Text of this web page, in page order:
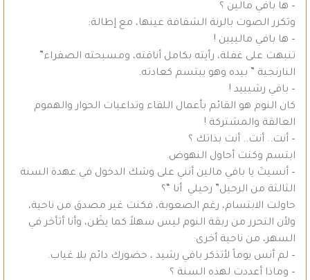
– ها بافي مالين ؟
وتكرر الصوت بالرنة الشفافة عينها، مع إطالة:
– ها بافي مالييين !
تنبهت على غفلة، رأيته بكامل أناقته، ومسبحته الصفراء”
النارنجية ” بيده وهو يبتسم كعادته.
– بافي رشيييد !
كان النوم هو القائم بأعمال اللقاء وتداعيات الحوار والهموم
العالقة والمشتركة !
– أنت.. أنت.. أنت بذاتك ؟
ابتسم وكنت أحاول النهوض.
– أنسيتَ يا بافي مالين أنني على وشك الدخول في عهدة السنة
الثالثة من الرحيل” رحيلي أنا “؟
حاولت الابتسام، رغم الصعوبة، فكنت غير مصدق من ناحية،
ولأن التحرر من ربقة النوم ليس سهلاً كما يظَن، وأنا أتأخر في
السهر، من ناحية أخرى:
– لم أنس يوماً لأتذكر بافي رشيد ، حضورك دائم بلا غياب.
– وماذا أعددت لهذه السنة ؟